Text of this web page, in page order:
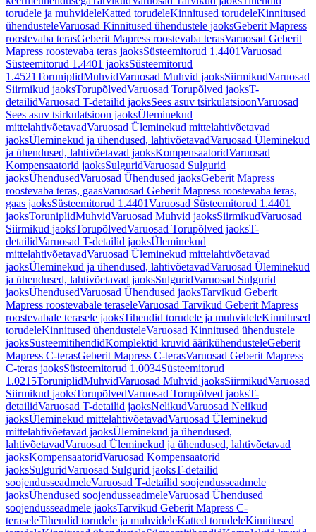
torudele ja muhvideleKatted torudeleKinnitused torudeleKinnitused
ühendusteleVaruosad Kinnitused ühendustele jaoksGeberit Mapress
roostevaba terasGeberit Mapress roostevaba terasVaruosad Geberit
Mapress roostevaba teras jaoksSüsteemitorud 1.4401Varuosad
Süsteemitorud 1.4401 jaoksSüsteemitorud
1.4521ToruniplidMuhvidVaruosad Muhvid jaoksSiirmikudVaruosad
Siirmikud jaoksTorupõlvedVaruosad Torupõlved jaoksT-
detailidVaruosad T-detailid jaoksSees asuv tsirkulatsioonVaruosad
Sees asuv tsirkulatsioon jaoksÜleminekud
mittelahtivõetavadVaruosad Üleminekud mittelahtivõetavad
jaoksÜleminekud ja ühendused, lahtivõetavadVaruosad Üleminekud
ja ühendused, lahtivõetavad jaoksKompensaatoridVaruosad
Kompensaatorid jaoksSulguridVaruosad Sulgurid
jaoksÜhendusedVaruosad Ühendused jaoksGeberit Mapress
roostevaba teras, gaasVaruosad Geberit Mapress roostevaba teras,
gaas jaoksSüsteemitorud 1.4401Varuosad Süsteemitorud 1.4401
jaoksToruniplidMuhvidVaruosad Muhvid jaoksSiirmikudVaruosad
Siirmikud jaoksTorupõlvedVaruosad Torupõlved jaoksT-
detailidVaruosad T-detailid jaoksÜleminekud
mittelahtivõetavadVaruosad Üleminekud mittelahtivõetavad
jaoksÜleminekud ja ühendused, lahtivõetavadVaruosad Üleminekud
ja ühendused, lahtivõetavad jaoksSulguridVaruosad Sulgurid
jaoksÜhendusedVaruosad Ühendused jaoksTarvikud Geberit
Mapress roostevabale teraseleVaruosad Tarvikud Geberit Mapress
roostevabale terasele jaoksTihendid torudele ja muhvideleKinnitused
torudeleKinnitused ühendusteleVaruosad Kinnitused ühendustele
jaoksSüsteemitihendidKomplektid kruvid äärikühendusteleGeberit
Mapress C-terasGeberit Mapress C-terasVaruosad Geberit Mapress
C-teras jaoksSüsteemitorud 1.0034Süsteemitorud
1.0215ToruniplidMuhvidVaruosad Muhvid jaoksSiirmikudVaruosad
Siirmikud jaoksTorupõlvedVaruosad Torupõlved jaoksT-
detailidVaruosad T-detailid jaoksNelikudVaruosad Nelikud
jaoksÜleminekud mittelahtivõetavadVaruosad Üleminekud
mittelahtivõetavad jaoksÜleminekud ja ühendused,
lahtivõetavadVaruosad Üleminekud ja ühendused, lahtivõetavad
jaoksKompensaatoridVaruosad Kompensaatorid
jaoksSulguridVaruosad Sulgurid jaoksT-detailid
soojendusseadmeleVaruosad T-detailid soojendusseadmele
jaoksÜhendused soojendusseadmeleVaruosad Ühendused
soojendusseadmele jaoksTarvikud Geberit Mapress C-
teraseleTihendid torudele ja muhvideleKatted torudeleKinnitused